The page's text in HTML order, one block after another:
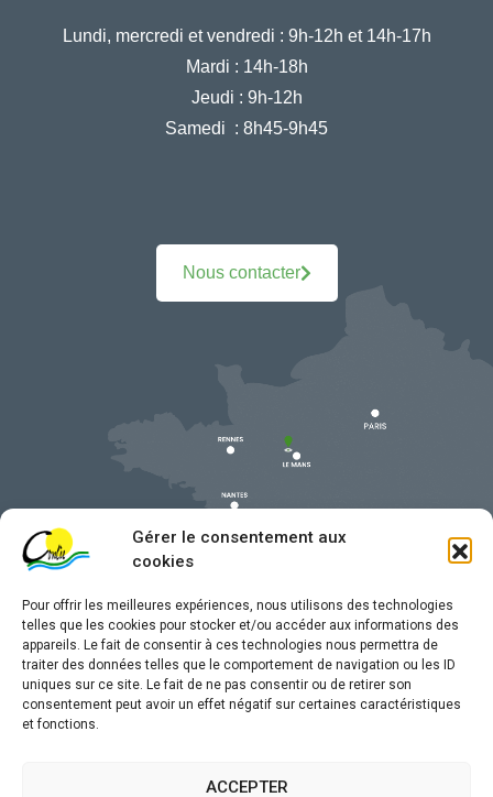
Gérer le consentement aux
cookies
Pour offrir les meilleures expériences, nous utilisons des technologies
telles que les cookies pour stocker et/ou accéder aux informations des
appareils. Le fait de consentir à ces technologies nous permettra de
traiter des données telles que le comportement de navigation ou les ID
uniques sur ce site. Le fait de ne pas consentir ou de retirer son
consentement peut avoir un effet négatif sur certaines caractéristiques
et fonctions.
ACCEPTER
Lundi, mercredi et vendredi : 9h-12h et 14h-17h
Mardi : 14h-18h
Jeudi : 9h-12h
Samedi : 8h45-9h45
Nous contacter
Mentions légales
Traitement de données personnelles